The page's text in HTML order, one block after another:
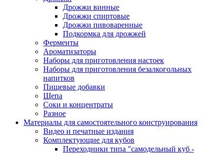
Дрожжи винные
Дрожжи спиртовые
Дрожжи пивоваренные
Подкормка для дрожжей
Ферменты
Ароматизаторы
Наборы для приготовления настоек
Наборы для приготовления безалкогольных
напитков
Пищевые добавки
Щепа
Соки и концентраты
Разное
Материалы для самостоятельного конструирования
Видео и печатные издания
Комплектующие для кубов
Переходники типа "самодельный куб -